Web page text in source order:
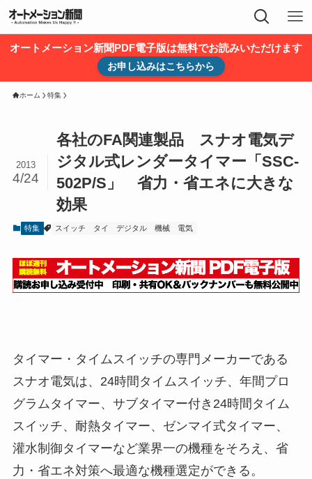
オートメーション新聞PDF電子版は無料でお読みいただけます
お申し込みはこちらから
ホーム 特集
各社のFA関連製品 スナオ電気デ
ジタル式レンダータイマー「SSC-
502P/S」 省力・省エネに大きな
効果
2013
4/24
特集 スイッチ タイ デジタル 機械 電気
タイマー・タイムスイッチの専門メーカーである
スナオ電気は、24時間タイムスイッチ、年間プロ
グラムタイマー、サブタイマー付き24時間タイム
スイッチ、耐熱タイマー、ゼンマイ式タイマー、
灌水制御タイマーなど業界一の機種をそろえ、省
力・省エネ対策へ最適な機種選定ができる。